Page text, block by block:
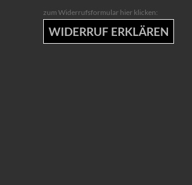
zum Widerrufsformular hier klicken:
WIDERRUF ERKLÄREN